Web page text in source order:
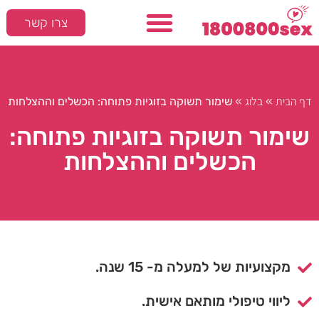
צרו קשר
דף הבית »בלוג »שימור תשוקה בזוגיות פתוחה: הכשלים וההצלחות
שימור תשוקה בזוגיות פתוחה:
הכשלים וההצלחות
מקצועיות של למעלה מ- 15 שנה.
ליווי טיפולי מותאם אישית.